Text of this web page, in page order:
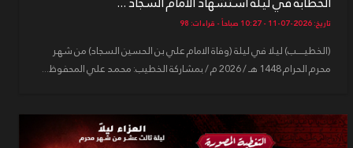
تاريخ: 2026-07-11 - 10:27 صباحاً - قراءات: 98
(الخطيـــــب) ليلا في ليلة (وفاة الامام علي بن الحسين السجاد) من شهر
محرم الحرام 1448 هـ / 2026 م / بمشاركة الخطيب: محمد علي المحفوظ...